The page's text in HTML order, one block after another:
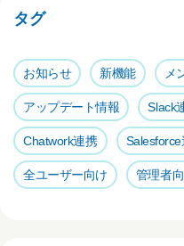
b
o
k
タグ
お知らせ 新機能 メ
アップデート情報 Slack
Chatwork連携
全ユーザー向け 管理者